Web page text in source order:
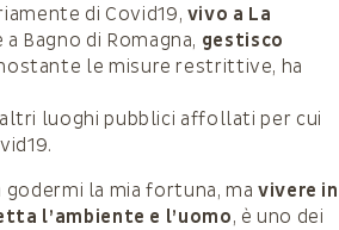
di Covid19, vivo a La
Bagno di Romagna, gestisco
le misure restrittive, ha
luoghi pubblici affollati per cui
la mia fortuna, ma vivere in
l’ambiente e l’uomo, è uno dei